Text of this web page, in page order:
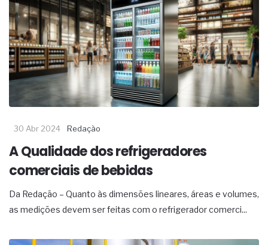
30 Abr 2024 Redação
A Qualidade dos refrigeradores
comerciais de bebidas
Da Redação – Quanto às dimensões lineares, áreas e volumes,
as medições devem ser feitas com o refrigerador comerci...